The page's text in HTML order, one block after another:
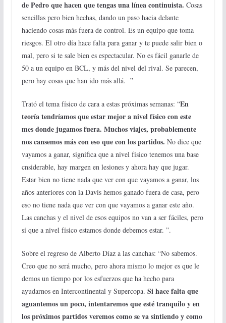
de Pedro que hacen que tengas una línea continuista. Cosas
sencillas pero bien hechas, dando un paso hacia delante
haciendo cosas más fuera de control. Es un equipo que toma
riesgos. El otro día hace falta para ganar y te puede salir bien o
mal, pero si te sale bien es espectacular. No es fácil ganarle de
50 a un equipo en BCL, y más del nivel del rival. Se parecen,
pero hay cosas que han ido más allá. ”
Trató el tema físico de cara a estas próximas semanas: “En
teoría tendríamos que estar mejor a nivel físico con este
mes donde jugamos fuera. Muchos viajes, probablemente
nos cansemos más con eso que con los partidos. No dice que
vayamos a ganar, significa que a nivel físico tenemos una base
cnsiderable, hay margen en lesiones y ahora hay que jugar.
Estar bien no tiene nada que ver con que vayamos a ganar, los
años anteriores con la Davis hemos ganado fuera de casa, pero
eso no tiene nada que ver con que vayamos a ganar este año.
Las canchas y el nivel de esos equipos no van a ser fáciles, pero
sí que a nivel físico estamos donde debemos estar. ”.
Sobre el regreso de Alberto Díaz a las canchas: “No sabemos.
Creo que no será mucho, pero ahora mismo lo mejor es que le
demos un tiempo por los esfuerzos que ha hecho para
ayudarnos en Intercontinental y Supercopa. Si hace falta que
aguantemos un poco, intentaremos que esté tranquilo y en
los próximos partidos veremos como se va sintiendo y como